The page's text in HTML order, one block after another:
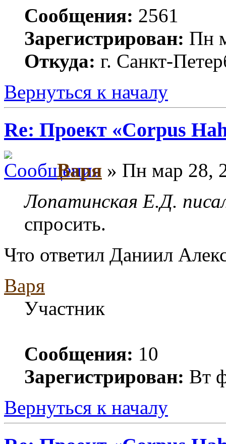
Сообщения: 2561
Зарегистрирован: Пн
Откуда: г. Санкт-
Вернуться к началу
Re: Проект «Corpus
Варя » Пн мар 28,
Лопатинская Е.Д.
спросить.
Что ответил Даниил
Варя
Участник
Сообщения: 10
Зарегистрирован: Вт
Вернуться к началу